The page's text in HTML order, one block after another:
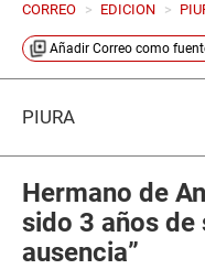
CORREO > EDICION >
Añadir Correo como
PIURA
Hermano de
sido 3 años
ausencia”